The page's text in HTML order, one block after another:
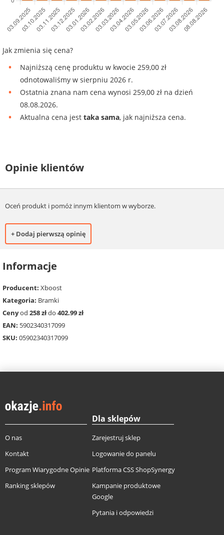
Jak zmienia się cena?
Najniższą cenę produktu w kwocie 259,00 zł
odnotowaliśmy w sierpniu 2026 r.
Ostatnia znana nam cena wynosi 259,00 zł na dzień
08.08.2026.
Aktualna cena jest taka sama, jak najniższa cena.
Opinie klientów
Oceń produkt i pomóż innym klientom w wyborze.
+ Dodaj pierwszą opinię
Informacje
Producent: Xboost
Kategoria: Bramki
Cenyod 258 złdo 402.99 zł
EAN: 5902340317099
SKU: 05902340317099
O nas
Kontakt
Program Wiarygodne Opinie
Ranking sklepów
Dla sklepów
Zarejestruj sklep
Logowanie do panelu
Platforma CSS ShopSynergy
Kampanie produktowe
Google
Pytania i odpowiedzi